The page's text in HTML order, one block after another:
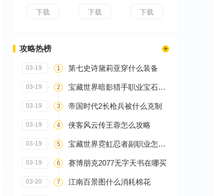
下载 下载 下载
攻略热榜
03-19 1 第七史诗黛莉亚穿什么装备
03-19 2 宝藏世界暗影猎手职业宝石怎么搭配
03-19 3 帝国时代2长枪兵被什么克制
03-19 4 侠客风云传王蓉怎么攻略
03-19 5 宝藏世界霓虹忍者副职业怎么选
03-19 6 赛博朋克2077无字天书在哪买
03-20 7 江南百景图什么消耗棉花